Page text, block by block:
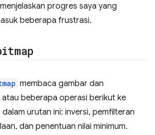
progres saya yang
beberapa frustrasi.
membaca gambar dan
beberapa operasi berikut ke
urutan ini: inversi, pemfilteran
dan penentuan nilai minimum.